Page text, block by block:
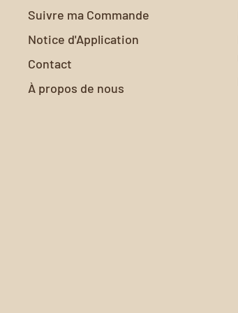
Suivre ma Commande
Notice d'Application
Contact
À propos de nous